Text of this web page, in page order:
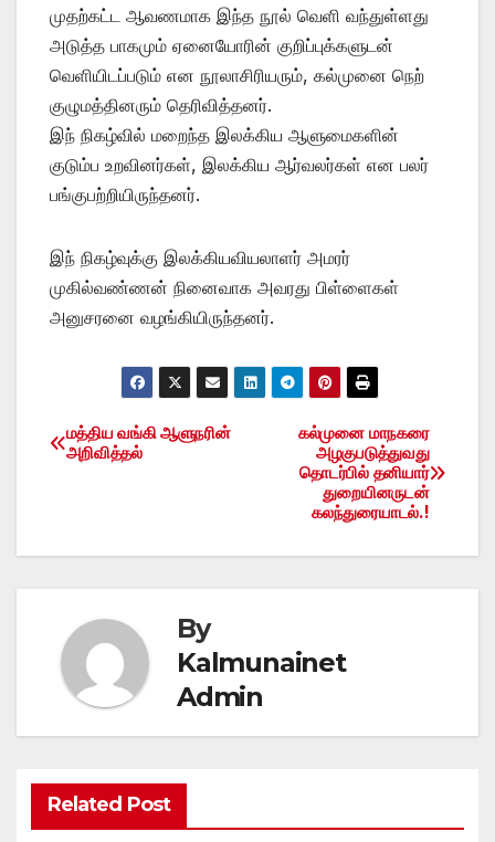
முதற்கட்ட ஆவணமாக இந்த நூல் வெளி வந்துள்ளது
அடுத்த பாகமும் ஏனையோரின் குறிப்புக்களுடன்
வெளியிடப்படும் என நூலாசிரியரும், கல்முனை நெற்
குழுமத்தினரும் தெரிவித்தனர்.
இந் நிகழ்வில் மறைந்த இலக்கிய ஆளுமைகளின்
குடும்ப உறவினர்கள், இலக்கிய ஆர்வலர்கள் என பலர்
பங்குபற்றியிருந்தனர்.
இந் நிகழ்வுக்கு இலக்கியவியலாளர் அமரர்
முகில்வண்ணன் நினைவாக அவரது பிள்ளைகள்
அனுசரனை வழங்கியிருந்தனர்.
Post
கல்முனை மாநகரை
அழகுபடுத்துவது
தொடர்பில் தனியார்
துறையினருடன்
கலந்துரையாடல்.!
மத்திய வங்கி ஆளுநரின்
அறிவித்தல்
By
Kalmunainet
Admin
Related Post